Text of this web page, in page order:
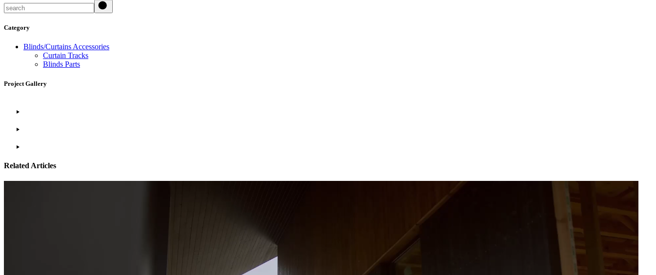
Category
Blinds/Curtains Accessories
Curtain Tracks
Blinds Parts
Project Gallery
Related Articles